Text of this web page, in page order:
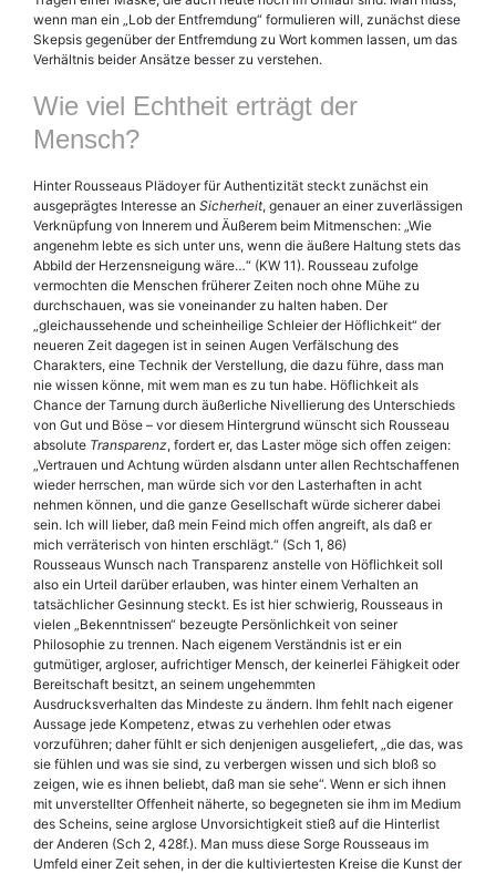
wenn man ein „Lob der Entfremdung“ formulieren will, zunächst diese
Skepsis gegenüber der Entfremdung zu Wort kommen lassen, um das
Verhältnis beider Ansätze besser zu verstehen.
Wie viel Echtheit erträgt der
Mensch?
Hinter Rousseaus Plädoyer für Authentizität steckt zunächst ein
ausgeprägtes Interesse an Sicherheit, genauer an einer zuverlässigen
Verknüpfung von Innerem und Äußerem beim Mitmenschen: „Wie
angenehm lebte es sich unter uns, wenn die äußere Haltung stets das
Abbild der Herzensneigung wäre…“ (KW 11). Rousseau zufolge
vermochten die Menschen früherer Zeiten noch ohne Mühe zu
durchschauen, was sie voneinander zu halten haben. Der
„gleichaussehende und scheinheilige Schleier der Höflichkeit“ der
neueren Zeit dagegen ist in seinen Augen Verfälschung des
Charakters, eine Technik der Verstellung, die dazu führe, dass man
nie wissen könne, mit wem man es zu tun habe. Höflichkeit als
Chance der Tarnung durch äußerliche Nivellierung des Unterschieds
von Gut und Böse – vor diesem Hintergrund wünscht sich Rousseau
absolute Transparenz, fordert er, das Laster möge sich offen zeigen:
„Vertrauen und Achtung würden alsdann unter allen Rechtschaffenen
wieder herrschen, man würde sich vor den Lasterhaften in acht
nehmen können, und die ganze Gesellschaft würde sicherer dabei
sein. Ich will lieber, daß mein Feind mich offen angreift, als daß er
mich verräterisch von hinten erschlägt.“ (Sch 1, 86)
Rousseaus Wunsch nach Transparenz anstelle von Höflichkeit soll
also ein Urteil darüber erlauben, was hinter einem Verhalten an
tatsächlicher Gesinnung steckt. Es ist hier schwierig, Rousseaus in
vielen „Bekenntnissen“ bezeugte Persönlichkeit von seiner
Philosophie zu trennen. Nach eigenem Verständnis ist er ein
gutmütiger, argloser, aufrichtiger Mensch, der keinerlei Fähigkeit oder
Bereitschaft besitzt, an seinem ungehemmten
Ausdrucksverhalten das Mindeste zu ändern. Ihm fehlt nach eigener
Aussage jede Kompetenz, etwas zu verhehlen oder etwas
vorzuführen; daher fühlt er sich denjenigen ausgeliefert, „die das, was
sie fühlen und was sie sind, zu verbergen wissen und sich bloß so
zeigen, wie es ihnen beliebt, daß man sie sehe“. Wenn er sich ihnen
mit unverstellter Offenheit näherte, so begegneten sie ihm im Medium
des Scheins, seine arglose Unvorsichtigkeit stieß auf die Hinterlist
der Anderen (Sch 2, 428f.). Man muss diese Sorge Rousseaus im
Umfeld einer Zeit sehen, in der die kultiviertesten Kreise die Kunst der